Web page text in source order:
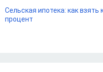
Сельская ипотека: как
процент